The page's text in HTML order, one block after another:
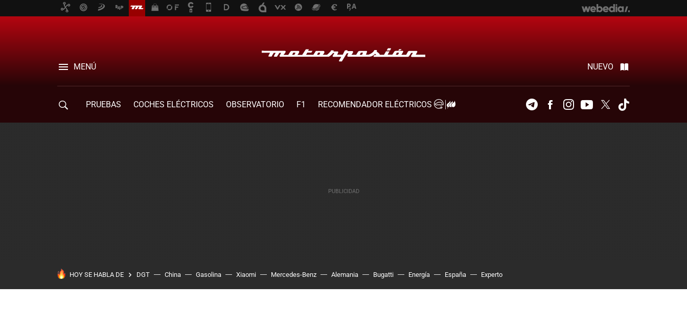
MENÚ NUEVO
PRUEBAS COCHES ELÉCTRICOS OBSERVATORIO F1
RECOMENDADOR ELÉCTRICOS
TelegramFacebookInstagramYoutubeTwitter
HOY SE HABLA DE DGT China Gasolina Xiaomi Mercedes-Benz Alemania Bugatti Energía España Experto